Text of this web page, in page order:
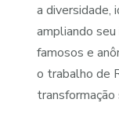
a diversidade,
ampliando
famosos e
o trabalho de
transformação